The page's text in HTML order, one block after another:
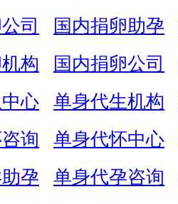
司
国内捐卵助孕
构
国内捐卵公司
心
单身代生机构
询
单身代怀中心
孕
单身代孕咨询